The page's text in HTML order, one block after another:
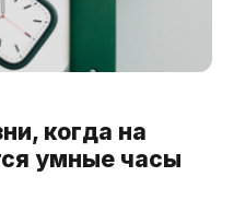
когда на
умные часы